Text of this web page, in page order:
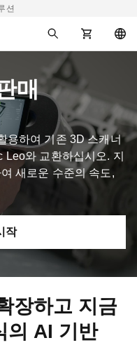
션
매
용하여 기존 3D 스캐너
와 교환하십시오. 지
새로운 수준의 속도,
작
장하고 지금
의 AI 기반